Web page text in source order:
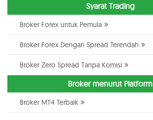
Syarat Trading
Broker Forex untuk Pemula
Broker Forex Dengan Spread Terendah
Broker Zero Spread Tanpa Komisi
Broker menurut Platform
Broker MT4 Terbaik